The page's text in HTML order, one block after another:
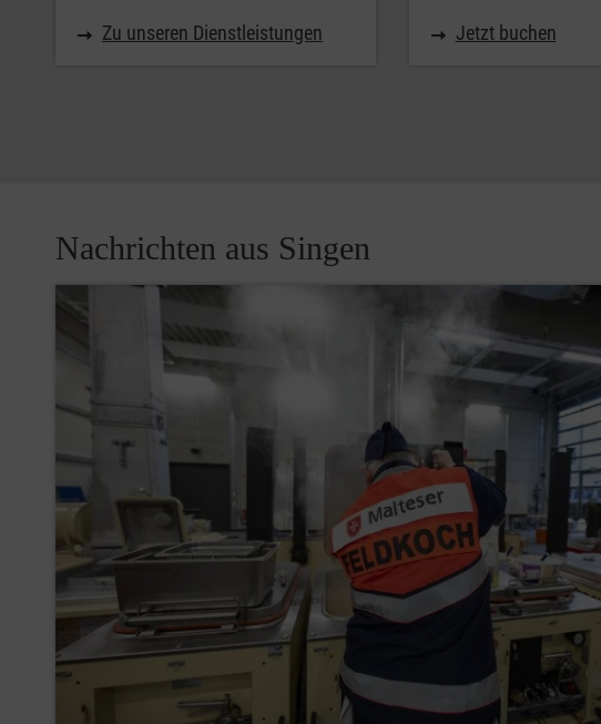
Zu unseren Dienstleistungen
Jetzt buchen
Nachrichten aus Singen